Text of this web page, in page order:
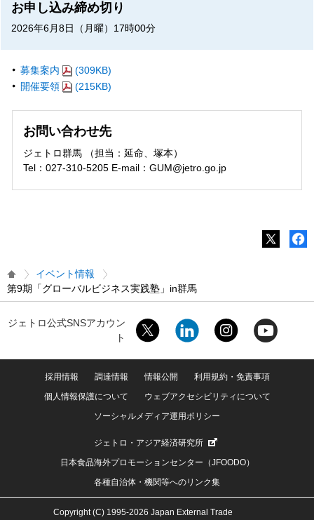
お申し込み締め切り
2026年6月8日（月曜）17時00分
募集案内
(309KB)
開催要領
(215KB)
お問い合わせ先
ジェトロ群馬 （担当：延命、塚本）
Tel：027-310-5205 E-mail：GUM@jetro.go.jp
イベント情報
第9期「グローバルビジネス実践塾」in群馬
ジェトロ公式SNSアカウン
ト
採用情報 調達情報 情報公開
利用規約・免責事項
個人情報保護について
ウェブアクセシビリティについて
ソーシャルメディア運用ポリシー
ジェトロ・アジア経済研究所
日本食品海外プロモーションセンター（JFOODO）
各種自治体・機関等へのリンク集
Copyright (C) 1995-2026 Japan External Trade